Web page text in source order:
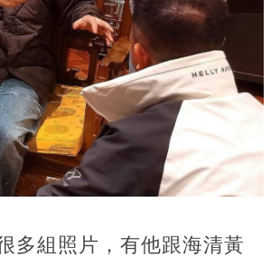
多組照片，有他跟海清黃